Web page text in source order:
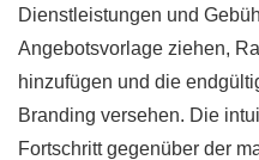
Dienstleistungen und
Angebotsvorlage ziehen,
hinzufügen und die
Branding versehen. Die
Fortschritt gegenüber der